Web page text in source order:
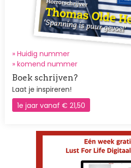
» Huidig nummer
» komend nummer
Boek schrijven?
Laat je inspireren!
1e jaar vanaf € 21,50